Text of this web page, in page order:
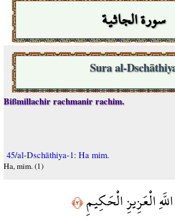
سورة الجاثية
Sura al-
Bißmillachir rachmanir rachim.
45/al-Dschāthiya-1: Ha mim.
Ha, mim. (1)
الْعَزِيزِ الْحَكِيمِ﴿٢﴾